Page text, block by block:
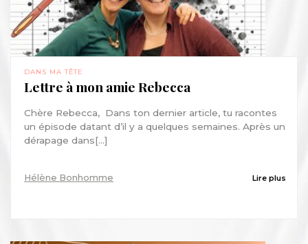
DANS MA TÊTE
Lettre à mon amie Rebecca
Chère Rebecca, Dans ton dernier article, tu racontes
un épisode datant d’il y a quelques semaines. Après un
dérapage dans[...]
Hélène Bonhomme Lire plus